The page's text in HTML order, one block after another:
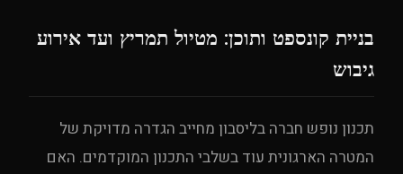
בניית קונספט ותוכן: מטיול תמריץ ועד אירוע
גיבוש
תכנון נופש חברה בליסבון מחייב הגדרה מדויקת של
המטרה הארגונית עוד בשלבי התכנון המוקדמים. האם